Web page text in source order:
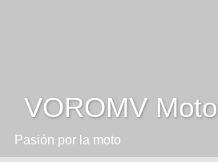
VOROMV Moto
Pasión por la moto